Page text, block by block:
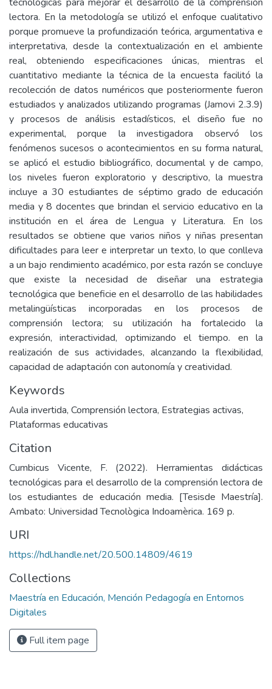
lectora. En la metodología se utilizó el enfoque cualitativo
porque promueve la profundización teórica, argumentativa e
interpretativa, desde la contextualización en el ambiente
real, obteniendo especificaciones únicas, mientras el
cuantitativo mediante la técnica de la encuesta facilitó la
recolección de datos numéricos que posteriormente fueron
estudiados y analizados utilizando programas (Jamovi 2.3.9)
y procesos de análisis estadísticos, el diseño fue no
experimental, porque la investigadora observó los
fenómenos sucesos o acontecimientos en su forma natural,
se aplicó el estudio bibliográfico, documental y de campo,
los niveles fueron exploratorio y descriptivo, la muestra
incluye a 30 estudiantes de séptimo grado de educación
media y 8 docentes que brindan el servicio educativo en la
institución en el área de Lengua y Literatura. En los
resultados se obtiene que varios niños y niñas presentan
dificultades para leer e interpretar un texto, lo que conlleva
a un bajo rendimiento académico, por esta razón se concluye
que existe la necesidad de diseñar una estrategia
tecnológica que beneficie en el desarrollo de las habilidades
metalingüísticas incorporadas en los procesos de
comprensión lectora; su utilización ha fortalecido la
expresión, interactividad, optimizando el tiempo. en la
realización de sus actividades, alcanzando la flexibilidad,
capacidad de adaptación con autonomía y creatividad.
Keywords
Aula invertida, Comprensión lectora, Estrategias activas,
Plataformas educativas
Citation
Cumbicus Vicente, F. (2022). Herramientas didácticas
tecnológicas para el desarrollo de la comprensión lectora de
los estudiantes de educación media. [Tesisde Maestría].
Ambato: Universidad Tecnològica Indoamèrica. 169 p.
URI
https://hdl.handle.net/20.500.14809/4619
Collections
Maestría en Educación, Mención Pedagogía en Entornos
Digitales
Full item page